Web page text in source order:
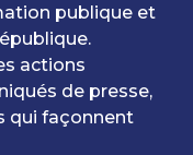
publique et
actions
de presse,
qui façonnent